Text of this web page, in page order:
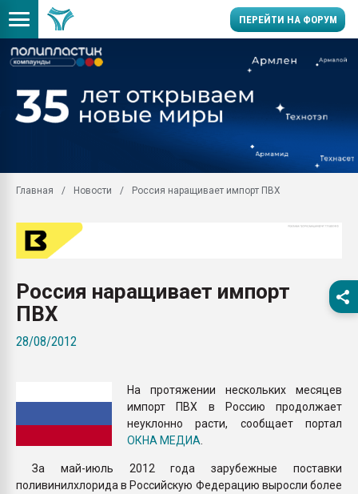
ПЕРЕЙТИ НА ФОРУМ
производство SPC
заводу пластмасс"
Помощь в подборе
Вакуум-формовочные
первый план в
пластмасс
бутылок
ПЕРЕЙТИ НА
Главная Новости Россия наращивает импорт ПВХ
Россия наращивает импорт
ПВХ
28/08/2012
На протяжении нескольких месяцев
импорт ПВХ в Россию продолжает
неуклонно расти, сообщает портал
ОКНА МЕДИА
За май-июль 2012 года зарубежные поставки
поливинилхлорида в Российскую Федерацию выросли более